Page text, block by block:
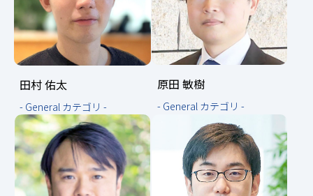
田村 佑太
- General カテゴリ -
原田 敏樹
- General カテゴリ -